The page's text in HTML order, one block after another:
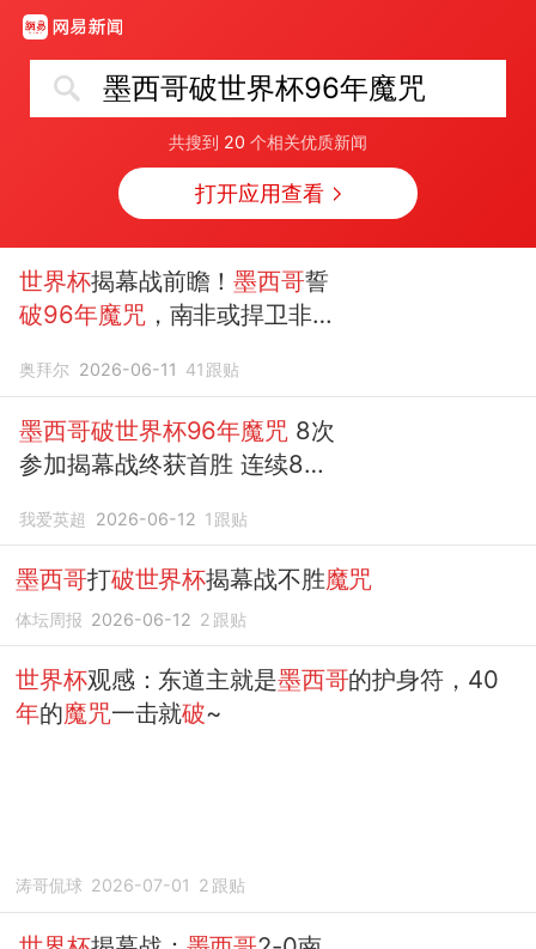
墨西哥破世界杯96年魔咒
共搜到 20 个相关优质新闻
打开应用查看
世界杯揭幕战前瞻！墨西哥誓
破96年魔咒，南非或捍卫非洲
奥拜尔 2026-06-11 41 跟贴
墨西哥破世界杯96年魔咒8次
参加揭幕战终获首胜 连续8届
我爱英超 2026-06-12 1 跟贴
墨西哥打破世界杯揭幕战不胜魔咒
体坛周报 2026-06-12 2 跟贴
世界杯观感：东道主就是墨西哥的护身符，40
年的魔咒一击就破~
涛哥侃球 2026-07-01 2 跟贴